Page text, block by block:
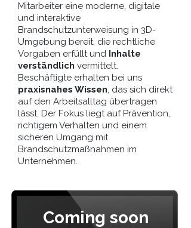
Mitarbeiter eine moderne, digitale
und interaktive
Brandschutzunterweisung in 3D-
Umgebung bereit, die rechtliche
Vorgaben erfüllt und Inhalte
verständlich vermittelt.
Beschäftigte erhalten bei uns
praxisnahes Wissen, das sich direkt
auf den Arbeitsalltag übertragen
lässt. Der Fokus liegt auf Prävention,
richtigem Verhalten und einem
sicheren Umgang mit
Brandschutzmaßnahmen im
Unternehmen.
Coming soon